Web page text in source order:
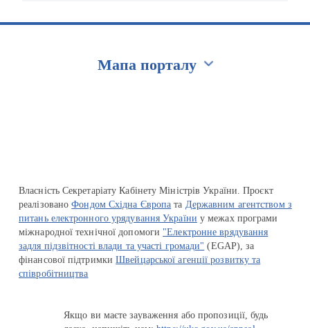
Мапа порталу
Власність Секретаріату Кабінету Міністрів України. Проєкт
реалізованоФондом Східна Європа та Державним агентством з
питань електронного урядування України у межах програми
міжнародної технічної допомоги "Електронне врядування
задля підзвітності влади та участі громади" (EGAP), за
фінансової підтримкиШвейцарської агенції розвитку та
співробітництва
Якщо ви маєте зауваження або пропозиції, будь